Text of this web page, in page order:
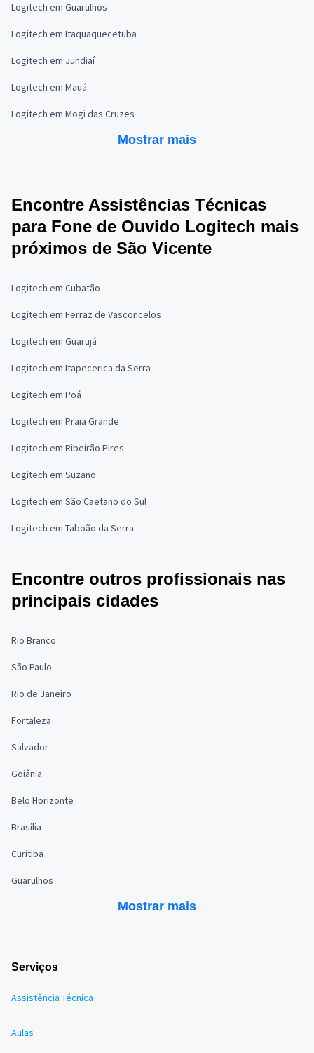
Logitech em Guarulhos
Logitech em Itaquaquecetuba
Logitech em Jundiaí
Logitech em Mauá
Logitech em Mogi das Cruzes
Mostrar mais
Encontre Assistências Técnicas
para Fone de Ouvido Logitech mais
próximos de São Vicente
Logitech em Cubatão
Logitech em Ferraz de Vasconcelos
Logitech em Guarujá
Logitech em Itapecerica da Serra
Logitech em Poá
Logitech em Praia Grande
Logitech em Ribeirão Pires
Logitech em Suzano
Logitech em São Caetano do Sul
Logitech em Taboão da Serra
Encontre outros profissionais nas
principais cidades
Rio Branco
São Paulo
Rio de Janeiro
Fortaleza
Salvador
Goiânia
Belo Horizonte
Brasília
Curitiba
Guarulhos
Mostrar mais
Serviços
Assistência Técnica
Aulas